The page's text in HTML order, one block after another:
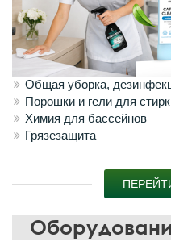
Общая уборка,
Порошки и гели для
Химия для бассейнов
Грязезащита